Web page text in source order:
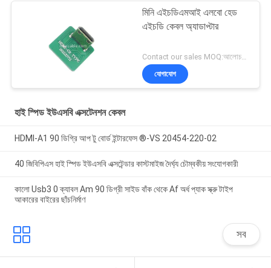
মিনি এইচডিএমআই এলবো হেড
এইচডি কেবল অ্যাডাপ্টার
Contact our sales MOQ:আলোচনাযোগ্য
যোগাযোগ
হাই স্পিড ইউএসবি এক্সটেনশন কেবল
HDMI-A1 90 ডিগ্রি আপ টু বোর্ড ইন্টারফেস ®-VS 20454-220-02
40 জিবিপিএস হাই স্পিড ইউএসবি এক্সটেন্ডার কাস্টমাইজ দৈর্ঘ্য চৌম্বকীয় সংযোগকারী
কালো Usb3 0 ক্যাবল Am 90 ডিগ্রী সাইড বাঁক থেকে Af অর্ধ প্যাক স্ক্রু টাইপ
আকারের বাইরের ছাঁচনির্মাণ
সব